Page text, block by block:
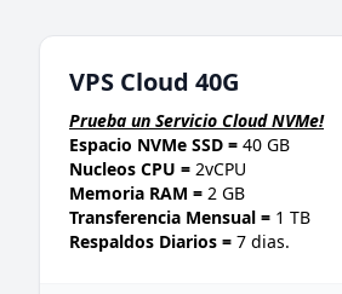
VPS Cloud 40G
Prueba un Servicio Cloud NVMe!
Espacio NVMe SSD = 40 GB
Nucleos CPU = 2vCPU
Memoria RAM = 2 GB
Transferencia Mensual = 1 TB
Respaldos Diarios = 7 dias.